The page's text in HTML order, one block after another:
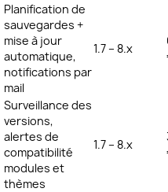
Planification de
sauvegardes +
mise à jour
automatique,
notifications par
mail
1.7 – 8.x
Surveillance des
versions,
alertes de
compatibilité
modules et
thèmes
1.7 – 8.x